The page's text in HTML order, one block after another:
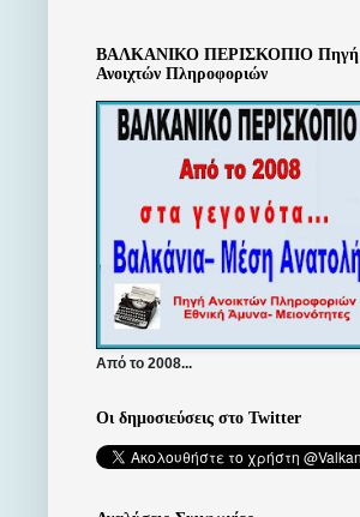
ΒΑΛΚΑΝΙΚΟ ΠΕΡΙΣΚΟΠΙΟ Πηγή
Ανοιχτών Πληροφοριών
Από το 2008...
Οι δημοσιεύσεις στο Twitter